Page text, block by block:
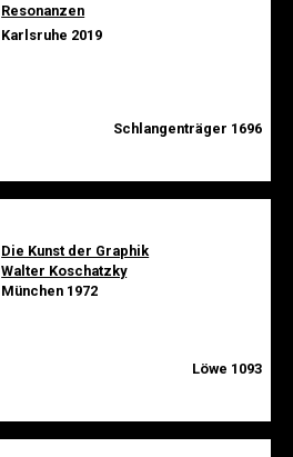
Resonanzen
Karlsruhe 2019
Schlangenträger 1696
Die Kunst der Graphik
Walter Koschatzky
München 1972
Löwe 1093